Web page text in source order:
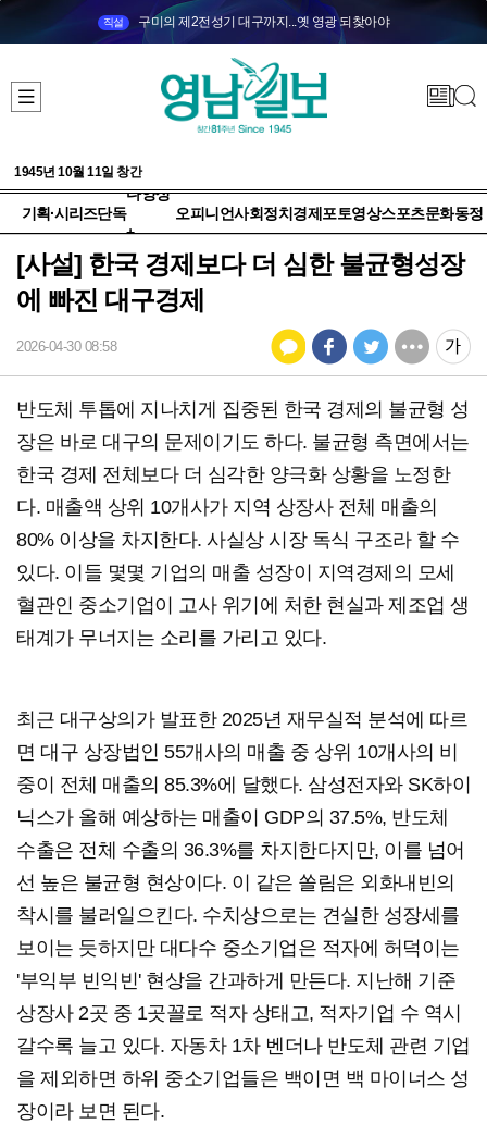
직설 구미의 제2전성기 대구까지...옛 영광 되찾아야
1945년 10월 11일 창간
기획·시리즈단독
다양성
+
오피니언사회정치 경제 포토영상스포츠문화동정
[사설] 한국 경제보다 더 심한 불균형성장
에 빠진 대구경제
2026-04-30 08:58
반도체 투톱에 지나치게 집중된 한국 경제의 불균형 성
장은 바로 대구의 문제이기도 하다. 불균형 측면에서는
한국 경제 전체보다 더 심각한 양극화 상황을 노정한
다. 매출액 상위 10개사가 지역 상장사 전체 매출의
80% 이상을 차지한다. 사실상 시장 독식 구조라 할 수
있다. 이들 몇몇 기업의 매출 성장이 지역경제의 모세
혈관인 중소기업이 고사 위기에 처한 현실과 제조업 생
태계가 무너지는 소리를 가리고 있다.
최근 대구상의가 발표한 2025년 재무실적 분석에 따르
면 대구 상장법인 55개사의 매출 중 상위 10개사의 비
중이 전체 매출의 85.3%에 달했다. 삼성전자와 SK하이
닉스가 올해 예상하는 매출이 GDP의 37.5%, 반도체
수출은 전체 수출의 36.3%를 차지한다지만, 이를 넘어
선 높은 불균형 현상이다. 이 같은 쏠림은 외화내빈의
착시를 불러일으킨다. 수치상으로는 견실한 성장세를
보이는 듯하지만 대다수 중소기업은 적자에 허덕이는
'부익부 빈익빈' 현상을 간과하게 만든다. 지난해 기준
상장사 2곳 중 1곳꼴로 적자 상태고, 적자기업 수 역시
갈수록 늘고 있다. 자동차 1차 벤더나 반도체 관련 기업
을 제외하면 하위 중소기업들은 백이면 백 마이너스 성
장이라 보면 된다.